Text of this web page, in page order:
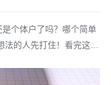
个体户了吗？哪个简单
的人先打住！看完这篇
经营场所的个体工商